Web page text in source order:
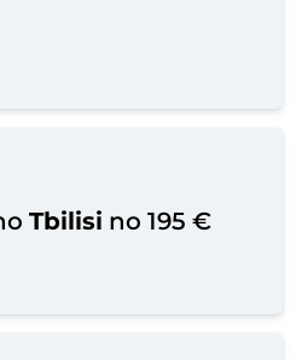
Tbilisi no 195 €